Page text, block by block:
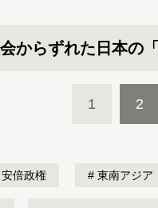
からずれた日本の
1 2
安倍政権 東南アジア